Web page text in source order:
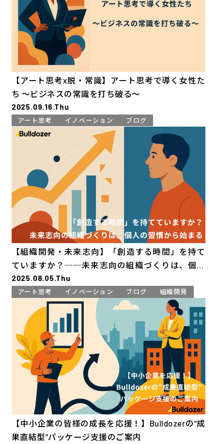
【アート思考x脱・常識】アート思考で導く女性た
ち 〜ビジネスの常識を打ち破る〜
2025.09.16.Thu
アート思考 イノベーション ブログ
【組織開発・未来志向】「創造する時間」を持て
ていますか？──未来志向の組織づくりは、個人
の習慣から始まる
2025.08.05.Thu
アート思考 イノベーション ブログ 組織開発
【中小企業の皆様の成長を応援！】Bulldozerの“成
果直結型”パッケージ支援のご案内